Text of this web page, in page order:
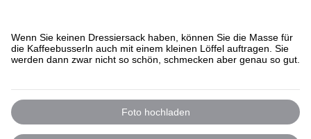
Wenn Sie keinen Dressiersack haben, können Sie die Masse für
die Kaffeebusserln auch mit einem kleinen Löffel auftragen. Sie
werden dann zwar nicht so schön, schmecken aber genau so gut.
Foto hochladen